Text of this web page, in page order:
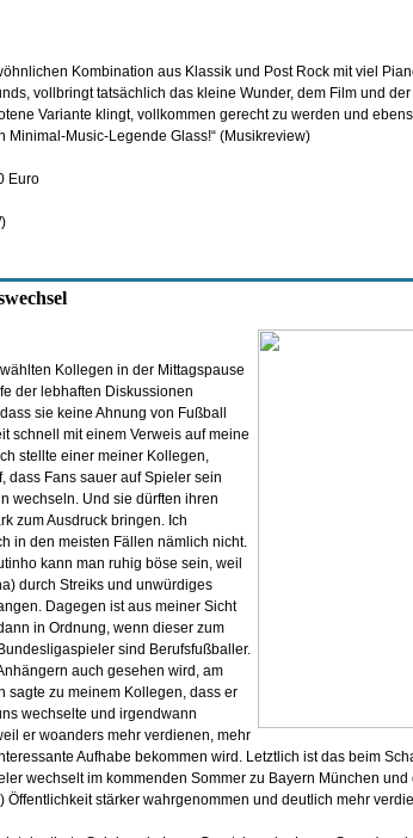
Kombination aus Klassik und Post Rock mit viel
vollbringt tatsächlich das kleine Wunder, dem Film und
Variante klingt, vollkommen gerecht zu werden und
Minimal-Music-Legende Glass!“ (Musikreview)
Euro
Kollegen in der Mittagspause
der lebhaften Diskussionen
sie keine Ahnung von Fußball
schnell mit einem Verweis auf meine
stellte einer meiner Kollegen,
dass Fans sauer auf Spieler sein
wechseln. Und sie dürften ihren
zum Ausdruck bringen. Ich
in den meisten Fällen nämlich nicht.
kann man ruhig böse sein, weil
durch Streiks und unwürdiges
Dagegen ist aus meiner Sicht
in Ordnung, wenn dieser zum
sind Berufsfußballer.
auch gesehen wird, am
sagte zu meinem Kollegen, dass er
wechselte und irgendwann
er woanders mehr verdienen, mehr
Aufhabe bekommen wird. Letztlich ist das beim
wechselt im kommenden Sommer zu Bayern München und
stärker wahrgenommen und deutlich mehr